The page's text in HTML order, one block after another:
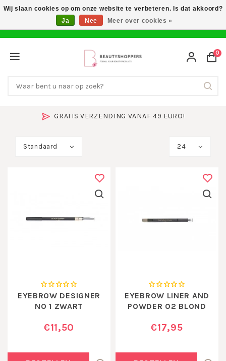
GRATIS VERZENDING VANAF 49 EURO!
0
Standaard 24
EYEBROW DESIGNER
NO 1 ZWART
€11,50
EYEBROW LINER AND
POWDER 02 BLOND
€17,95
Wij slaan cookies op om onze website te verbeteren. Is dat akkoord?
Ja
Nee Meer over cookies »